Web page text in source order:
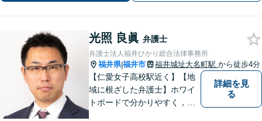
光照 良眞 弁護士
弁護士法人福井ひかり総合法律事務所
福井県|福井市 福井城址大名町駅 から徒歩4分
【仁愛女子高校駅近く】【地
域に根ざした弁護士】ホワイ
トボードで分かりやすく，納
詳細を見
る